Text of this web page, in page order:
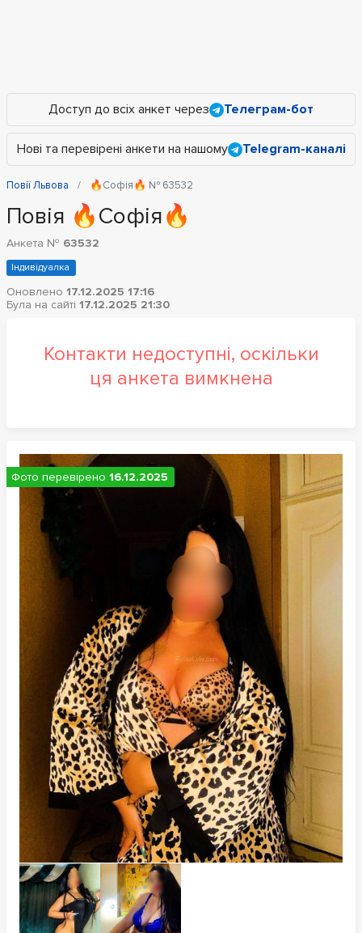
Доступ до всіх анкет через Телеграм-бот
Нові та перевірені анкети на нашому Telegram-каналі
Повії Львова 🔥Софія🔥 № 63532
Повія 🔥Софія🔥
Анкета № 63532
Індивідуалка
Оновлено 17.12.2025 17:16
Була на сайті 17.12.2025 21:30
Контакти недоступні, оскільки
ця анкета вимкнена
Фото перевірено 16.12.2025